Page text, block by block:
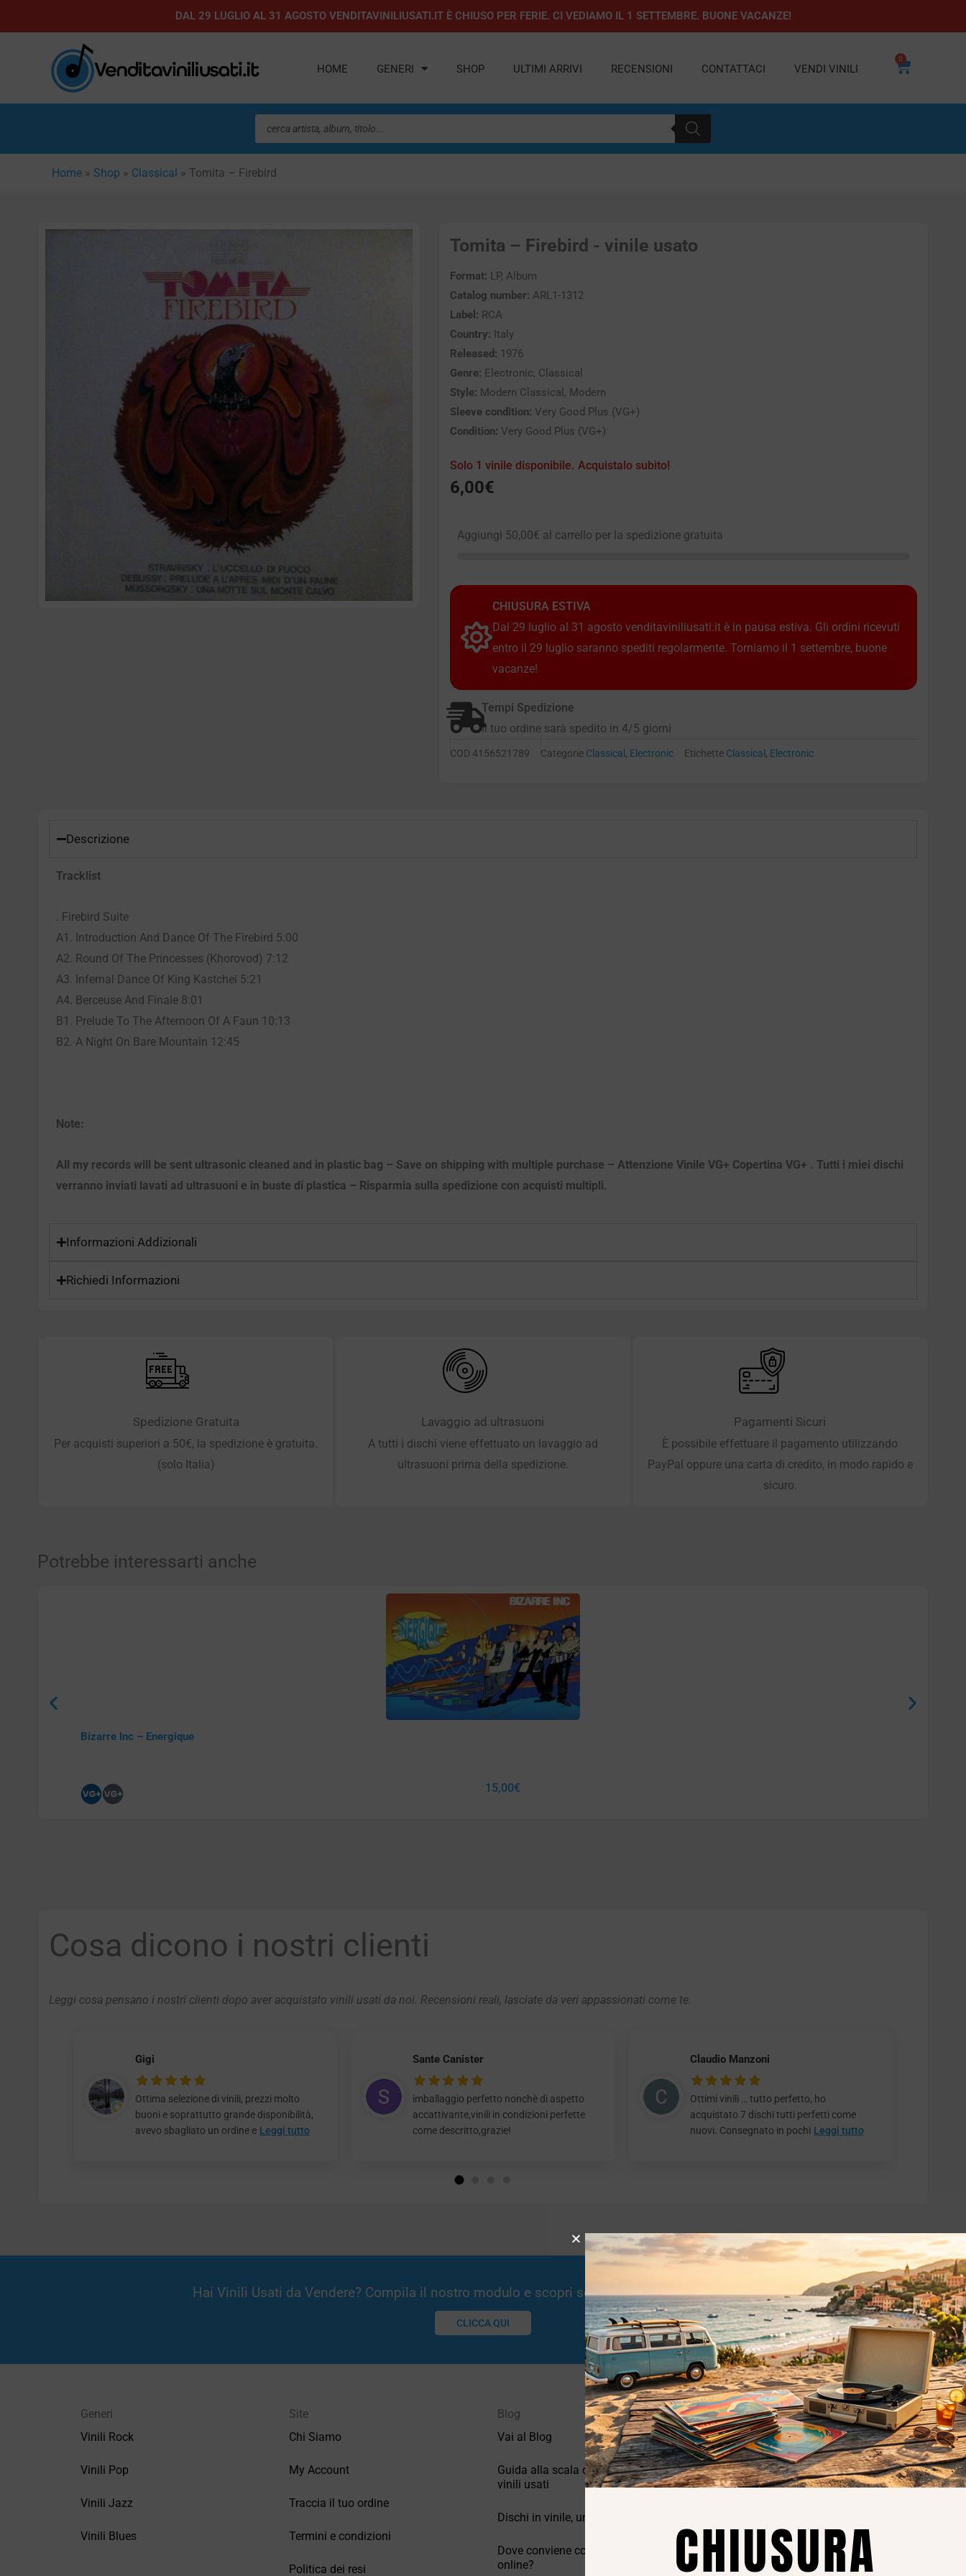
al
DAL 29 LUGLIO AL 31 AGOSTO VENDITAVINILIUSATI.IT È CHIUSO PER FERIE. CI VEDIAMO IL 1 SETTEMBRE. BUONE VACANZE!
HOME GENERI SHOP ULTIMI ARRIVI RECENSIONI CONTATTACI VENDI VINILI
0
Carrello
Ricerca
prodotti
Home » Shop » Classical » Tomita – Firebird
Tomita – Firebird - vinile usato
Format: LP, Album
Catalog number: ARL1-1312
Label: RCA
Country: Italy
Released: 1976
Genre: Electronic, Classical
Style: Modern Classical, Modern
Sleeve condition: Very Good Plus (VG+)
Condition: Very Good Plus (VG+)
Solo 1 vinile disponibile. Acquistalo subito!
6,00€
Aggiungi 50,00€ al carrello per la spedizione gratuita
CHIUSURA ESTIVA
Dal 29 luglio al 31 agosto venditaviniliusati.it è in pausa estiva. Gli ordini ricevuti
entro il 29 luglio saranno spediti regolarmente. Torniamo il 1 settembre, buone
vacanze!
Tempi Spedizione
Il tuo ordine sarà spedito in 4/5 giorni
COD 4156521789 Categorie Classical , Electronic Etichette Classical , Electronic
Descrizione
Tracklist
. Firebird Suite
A1. Introduction And Dance Of The Firebird 5:00
A2. Round Of The Princesses (Khorovod) 7:12
A3. Infernal Dance Of King Kastchei 5:21
A4. Berceuse And Finale 8:01
B1. Prelude To The Afternoon Of A Faun 10:13
B2. A Night On Bare Mountain 12:45
Note:
All my records will be sent ultrasonic cleaned and in plastic bag – Save on shipping with multiple purchase – Attenzione Vinile VG+ Copertina VG+ . Tutti i miei dischi
verranno inviati lavati ad ultrasuoni e in buste di plastica – Risparmia sulla spedizione con acquisti multipli.
Informazioni Addizionali
Richiedi Informazioni
Spedizione Gratuita
Per acquisti superiori a 50€, la spedizione è gratuita.
(solo Italia)
Lavaggio ad ultrasuoni
A tutti i dischi viene effettuato un lavaggio ad
ultrasuoni prima della spedizione.
Pagamenti Sicuri
È possibile effettuare il pagamento utilizzando
PayPal oppure una carta di credito, in modo rapido e
sicuro.
Potrebbe interessarti anche
Bizarre Inc – Energique
15,00€
Cosa dicono i nostri clienti
Leggi cosa pensano i nostri clienti dopo aver acquistato vinili usati da noi. Recensioni reali, lasciate da veri appassionati come te.
Gigi
Ottima selezione di vinili, prezzi molto
buoni e soprattutto grande disponibilità,
avevo sbagliato un ordine e Leggi tutto
Sante Canister
imballaggio perfetto nonchè di aspetto
accattivante,vinili in condizioni perfette
come descritto,grazie!
Claudio Manzoni
Ottimi vinili … tutto perfetto, ho
acquistato 7 dischi tutti perfetti come
nuovi. Consegnato in pochi Leggi tutto
Hai Vinili Usati da Vendere? Compila il nostro modulo e scopri se potremmo essere interessati!
CLICCA QUI
Generi
Vinili Rock
Vinili Pop
Vinili Jazz
Vinili Blues
Site
Chi Siamo
My Account
Traccia il tuo ordine
Termini e condizioni
Politica dei resi
Blog
Vai al Blog
Guida alla scala di valutazione dei
vinili usati
Dischi in vinile, un po’ di storia.
Dove conviene comprare vinili
online?
Privacy
Privacy Policy
Cookie Policy (UE)
CHIUSURA